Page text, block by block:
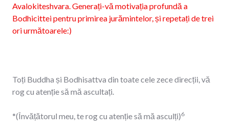
Avalokiteshvara. Generați-vă motivația profundă a
Bodhicittei pentru primirea jurămintelor, și repetați de trei
ori următoarele:)
Toți Buddha și Bodhisattva din toate cele zece direcții, vă
rog cu atenție să mă ascultați.
*(Învățătorul meu, te rog cu atenție să mă asculți)6